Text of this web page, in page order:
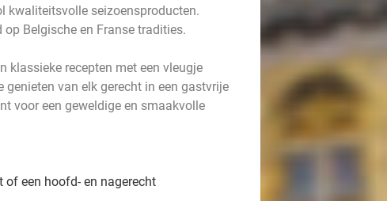
kwaliteitsvolle seizoensproducten.
Belgische en Franse tradities.
klassieke recepten met een vleugje
van elk gerecht in een gastvrije
voor een geweldige en smaakvolle
of een hoofd- en nagerecht